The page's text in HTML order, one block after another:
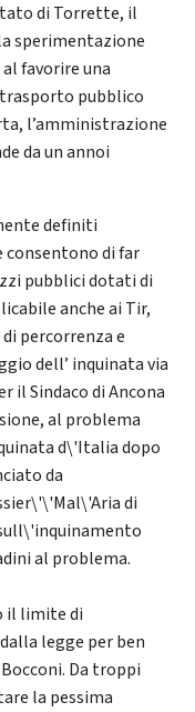
di Torrette, il
sperimentazione
favorire una
pubblico
l’amministrazione
da un annoi
definiti
consentono di far
pubblici dotati di
anche ai Tir,
percorrenza e
dell’ inquinata via
il Sindaco di Ancona
al problema
d\'Italia dopo
da
di
al problema.
il limite di
legge per ben
Da troppi
la pessima